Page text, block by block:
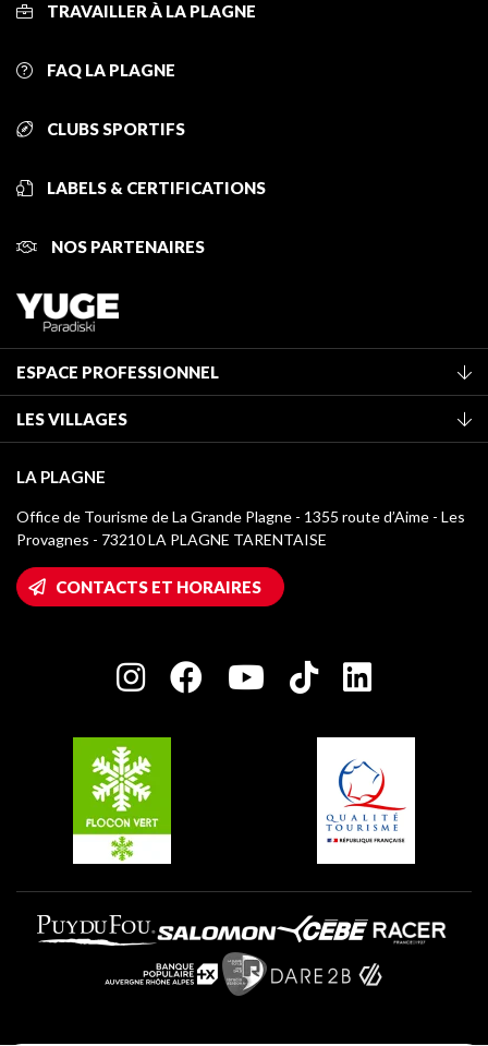
TRAVAILLER À LA PLAGNE
FAQ LA PLAGNE
CLUBS SPORTIFS
LABELS & CERTIFICATIONS
NOS PARTENAIRES
ESPACE PROFESSIONNEL
Classement des meublés
Taxe de séjour
Médiathèque
Logos La Plagne
Accès Wifi
Maison des Propriétaires
Charte des Acteurs Engagés
LES VILLAGES
Montchavin - Les Coches
Champagny-en-Vanoise
Plagne 1800
Plagne Villages
Plagne Aime 2000
LA PLAGNE
Office de Tourisme de La Grande Plagne - 1355 route d’Aime - Les
Provagnes - 73210 LA PLAGNE TARENTAISE
CONTACTS ET HORAIRES